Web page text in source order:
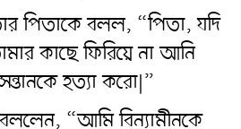
পিতাকে বলল, “পিতা, যদি
কাছে ফিরিয়ে না আনি
হত্যা করো|”
“আমি বিন্যামীনকে